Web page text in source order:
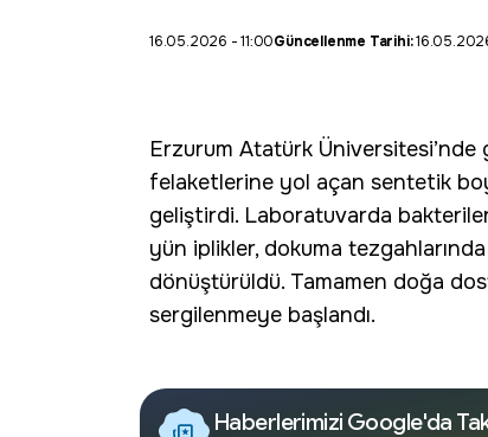
16.05.2026 - 11:00Güncellenme Tarihi:
Erzurum Atatürk Üniversitesi
felaketlerine yol açan sentetik
geliştirdi. Laboratuvarda
yün iplikler, dokuma
dönüştürüldü. Tamamen doğa
sergilenmeye başlandı.
Haberlerimizi Google'da